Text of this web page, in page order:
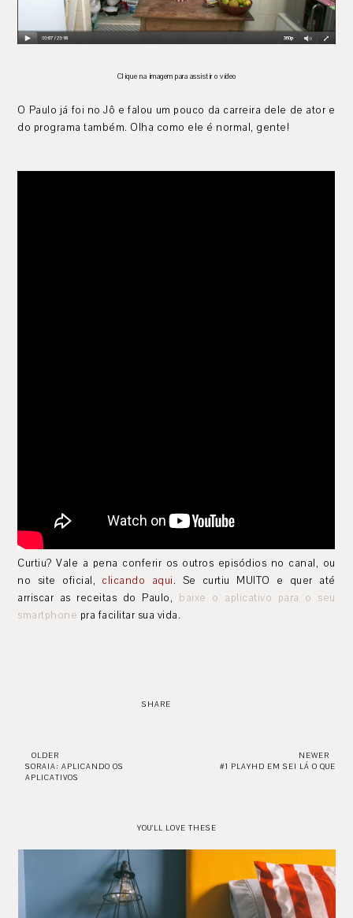
Clique na imagem para assistir o vídeo
O Paulo já foi no Jô e falou um pouco da carreira dele de ator e
do programa também. Olha como ele é normal, gente!
Curtiu? Vale a pena conferir os outros episódios no canal, ou
no site oficial, clicando aqui. Se curtiu MUITO e quer até
arriscar as receitas do Paulo, baixe o aplicativo para o seu
smartphone pra facilitar sua vida.
SHARE
OLDER
SORAIA: APLICANDO OS
APLICATIVOS
NEWER
#1 PLAYHD EM SEI LÁ O QUE
YOU'LL LOVE THESE